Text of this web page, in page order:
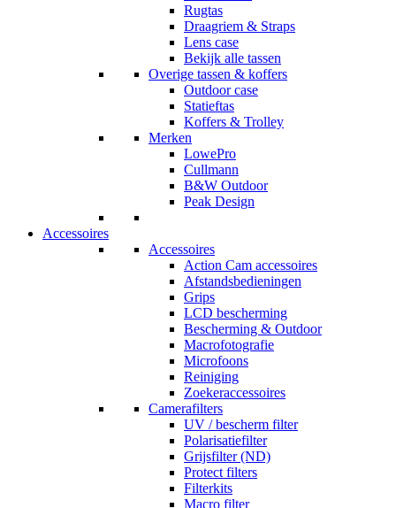
Rugtas
Draagriem & Straps
Lens case
Bekijk alle tassen
Overige tassen & koffers
Outdoor case
Statieftas
Koffers & Trolley
Merken
LowePro
Cullmann
B&W Outdoor
Peak Design
Accessoires
Accessoires
Action Cam accessoires
Afstandsbedieningen
Grips
LCD bescherming
Bescherming & Outdoor
Macrofotografie
Microfoons
Reiniging
Zoekeraccessoires
Camerafilters
UV / bescherm filter
Polarisatiefilter
Grijsfilter (ND)
Protect filters
Filterkits
Macro filter